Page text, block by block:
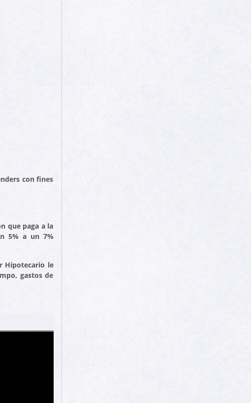
con fines
que paga a la
5% a un 7%
Hipotecario le
gastos de